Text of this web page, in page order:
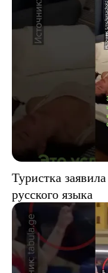
Туристка
русского языка